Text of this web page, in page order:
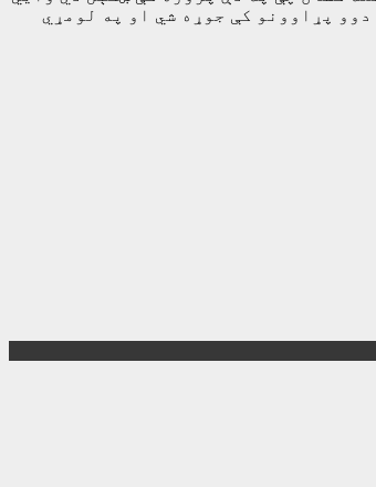
پړاوونو کې جوړه شي او په لومړي